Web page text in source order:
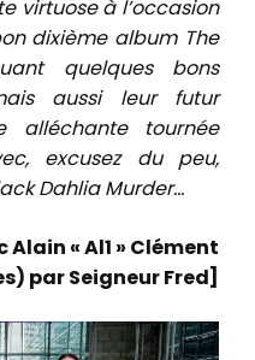
virtuose à l’occasion
dixième album The
quelques bons
aussi leur futur
alléchante tournée
excusez du peu,
Dahlia Murder…
« Al1 » Clément
par Seigneur Fred]